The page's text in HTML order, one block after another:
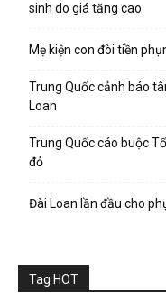
sinh do giá tăng cao
Mẹ kiện con đòi tiền
Trung Quốc cảnh báo
Loan
Trung Quốc cáo buộc
đỏ
Đài Loan lần đầu cho
Tag HOT